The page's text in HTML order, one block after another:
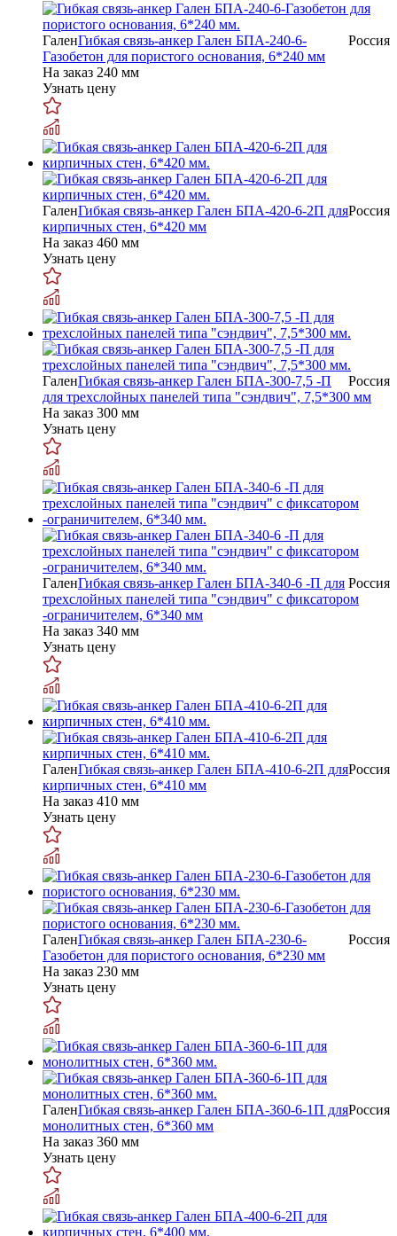
Гален Россия
Гибкая связь-анкер Гален БПА-240-6-
Газобетон для пористого основания, 6*240 мм
На заказ 240 мм
Узнать цену
Гален Россия
Гибкая связь-анкер Гален БПА-420-6-2П для
кирпичных стен, 6*420 мм
На заказ 460 мм
Узнать цену
Гален Россия
Гибкая связь-анкер Гален БПА-300-7,5 -П
для трехслойных панелей типа "сэндвич", 7,5*300 мм
На заказ 300 мм
Узнать цену
Гален Россия
Гибкая связь-анкер Гален БПА-340-6 -П для
трехслойных панелей типа "сэндвич" с фиксатором
-ограничителем, 6*340 мм
На заказ 340 мм
Узнать цену
Гален Россия
Гибкая связь-анкер Гален БПА-410-6-2П для
кирпичных стен, 6*410 мм
На заказ 410 мм
Узнать цену
Гален Россия
Гибкая связь-анкер Гален БПА-230-6-
Газобетон для пористого основания, 6*230 мм
На заказ 230 мм
Узнать цену
Гален Россия
Гибкая связь-анкер Гален БПА-360-6-1П для
монолитных стен, 6*360 мм
На заказ 360 мм
Узнать цену